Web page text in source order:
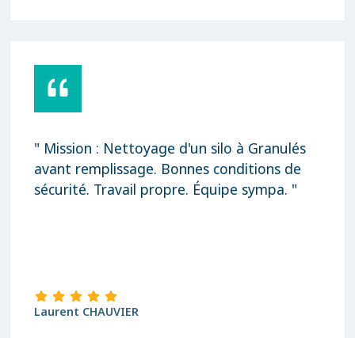
" Mission : Nettoyage d'un silo à Granulés
avant remplissage. Bonnes conditions de
sécurité. Travail propre. Équipe sympa. "
Laurent CHAUVIER